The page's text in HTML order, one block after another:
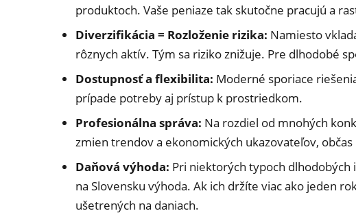
produktoch. Vaše peniaze tak skutočne pracujú a
Diverzifikácia = Rozloženie rizika: Namiesto
rôznych aktív. Tým sa riziko znižuje. Pre dlhodobé
Dostupnosť a flexibilita: Moderné sporiace
prípade potreby aj prístup k prostriedkom.
Profesionálna správa: Na rozdiel od mnohých
zmien trendov a ekonomických ukazovateľov,
Daňová výhoda: Pri niektorých typoch dlhodobých
na Slovensku výhoda. Ak ich držíte viac ako jeden
ušetrených na daniach.